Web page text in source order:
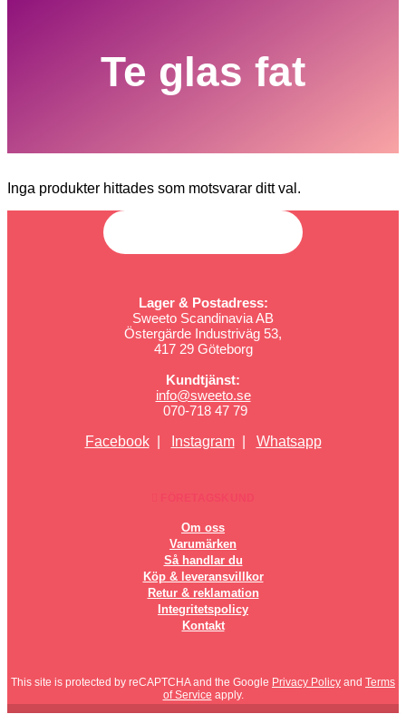
Te glas fat
Inga produkter hittades som motsvarar ditt val.
Lager & Postadress:
Sweeto Scandinavia AB
Östergärde Industriväg 53,
417 29 Göteborg
Kundtjänst:
info@sweeto.se
070-718 47 79
Facebook| Instagram| Whatsapp
Om oss
Varumärken
Så handlar du
Köp & leveransvillkor
Retur & reklamation
Integritetspolicy
Kontakt
This site is protected by reCAPTCHA and the Google Privacy Policy and Terms
of Service apply.